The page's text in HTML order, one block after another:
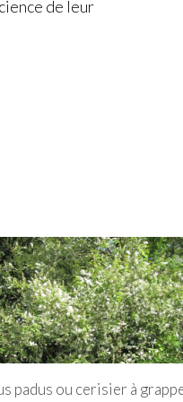
de leur
padus ou cerisier à